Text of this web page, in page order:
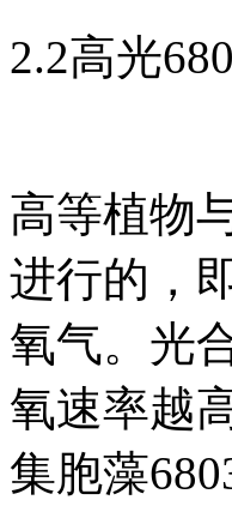
2.2高光
高等植物
进行的，
氧气。光
氧速率越
集胞藻